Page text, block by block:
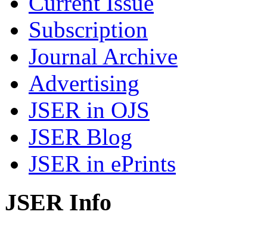
Subscription
Journal Archive
Advertising
JSER in OJS
JSER Blog
JSER in ePrints
JSER Info